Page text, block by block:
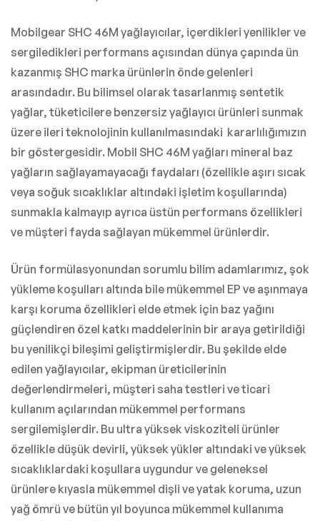
Mobilgear SHC 46M yağlayıcılar, içerdikleri yenilikler ve
sergiledikleri performans açısından dünya çapında ün
kazanmış SHC marka ürünlerin önde gelenleri
arasındadır. Bu bilimsel olarak tasarlanmış sentetik
yağlar, tüketicilere benzersiz yağlayıcı ürünleri sunmak
üzere ileri teknolojinin kullanılmasındaki kararlılığımızın
bir göstergesidir. Mobil SHC 46M yağları mineral baz
yağların sağlayamayacağı faydaları (özellikle aşırı sıcak
veya soğuk sıcaklıklar altındaki işletim koşullarında)
sunmakla kalmayıp ayrıca üstün performans özellikleri
ve müşteri fayda sağlayan mükemmel ürünlerdir.
Ürün formülasyonundan sorumlu bilim adamlarımız, şok
yükleme koşulları altında bile mükemmel EP ve aşınmaya
karşı koruma özellikleri elde etmek için baz yağını
güçlendiren özel katkı maddelerinin bir araya getirildiği
bu yenilikçi bileşimi geliştirmişlerdir. Bu şekilde elde
edilen yağlayıcılar, ekipman üreticilerinin
değerlendirmeleri, müşteri saha testleri ve ticari
kullanım açılarından mükemmel performans
sergilemişlerdir. Bu ultra yüksek viskoziteli ürünler
özellikle düşük devirli, yüksek yükler altındaki ve yüksek
sıcaklıklardaki koşullara uygundur ve geleneksel
ürünlere kıyasla mükemmel dişli ve yatak koruma, uzun
yağ ömrü ve bütün yıl boyunca mükemmel kullanıma